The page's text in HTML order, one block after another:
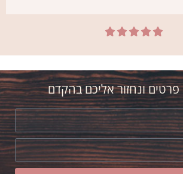
רובי
בהמלצת חברה. הזר יצא
מדהים! ובזמן





פרטים ונחזור אליכם בהקדם